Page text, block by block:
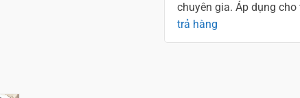
chuyên gia. Áp dụng
trả hàng